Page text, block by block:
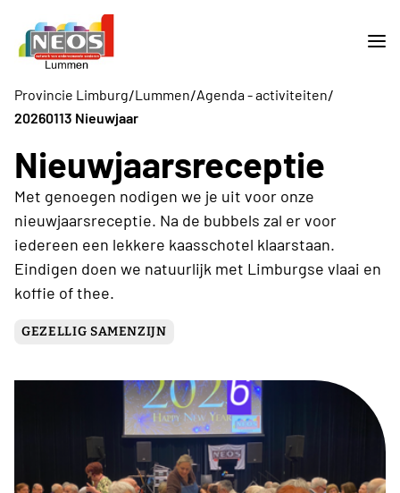
Provincie Limburg/Lummen/Agenda - activiteiten/
20260113 Nieuwjaar
Nieuwjaarsreceptie
Met genoegen nodigen we je uit voor onze
nieuwjaarsreceptie. Na de bubbels zal er voor
iedereen een lekkere kaasschotel klaarstaan.
Eindigen doen we natuurlijk met Limburgse vlaai en
koffie of thee.
GEZELLIG SAMENZIJN